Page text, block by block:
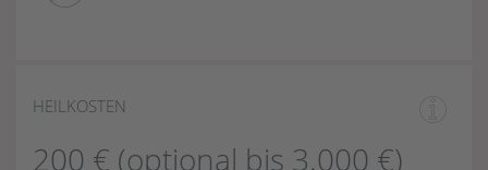
HEILKOSTEN
200 € (optional bis 3.000 €)